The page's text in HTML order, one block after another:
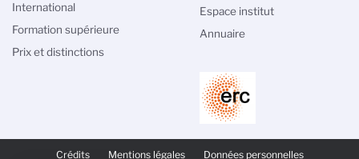
Crédits Mentions légales Données personnelles
International
Formation supérieure
Prix et distinctions
Espace institut
Annuaire